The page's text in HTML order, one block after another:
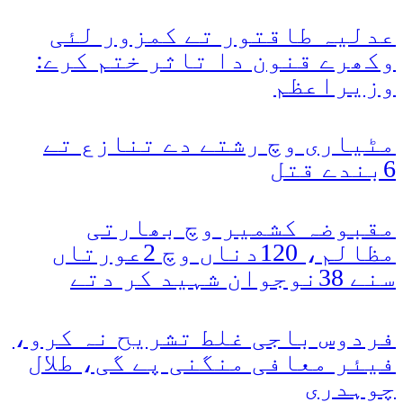
عدلیہ طاقتور تے کمزور لئی
وکھرے قنون دا تاثر ختم کرے:
وزیراعظم
مٹیاری وچ رشتے دے تنازع تے
6بندے قتل
مقبوضہ کشمیر وچ بھارتی
مظالم، 120دناں وچ 2عورتاں
سنے 38نوجوان شہید کر دتے
فردوس باجی غلط تشریح نہ کرو،
فیئر معافی منگنی پے گی، طلال
چوہدری